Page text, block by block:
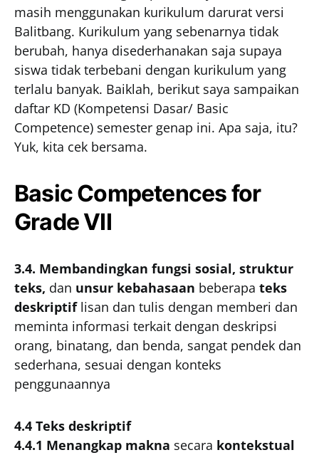
masih menggunakan kurikulum darurat versi
Balitbang. Kurikulum yang sebenarnya tidak
berubah, hanya disederhanakan saja supaya
siswa tidak terbebani dengan kurikulum yang
terlalu banyak. Baiklah, berikut saya sampaikan
daftar KD (Kompetensi Dasar/ Basic
Competence) semester genap ini. Apa saja, itu?
Yuk, kita cek bersama.
Basic Competences for
Grade VII
3.4. Membandingkan fungsi sosial, struktur
teks, dan unsur kebahasaan beberapa teks
deskriptiflisan dan tulis dengan memberi dan
meminta informasi terkait dengan deskripsi
orang, binatang, dan benda, sangat pendek dan
sederhana, sesuai dengan konteks
penggunaannya
4.4 Teks deskriptif
4.4.1 Menangkap makna secara kontekstual